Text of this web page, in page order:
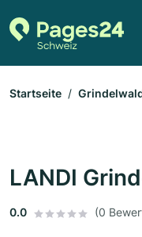
Startseite
LANDI
0.0 (0